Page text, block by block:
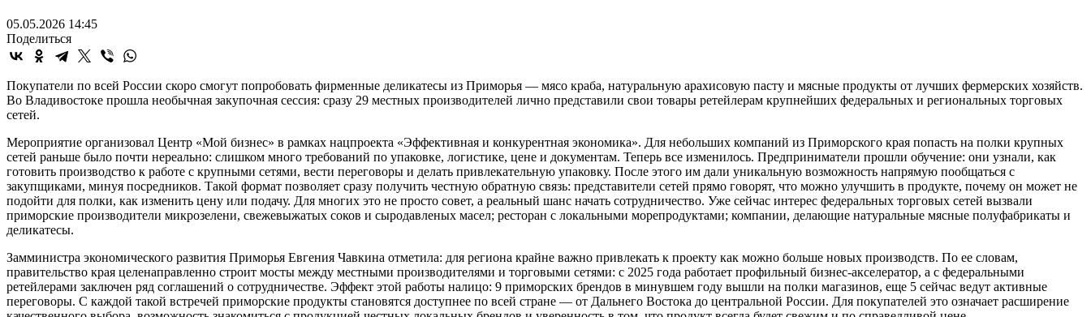
05.05.2026 14:45
Поделиться
Покупатели по всей России скоро смогут попробовать фирменные деликатесы из Приморья — мясо краба, натуральную арахисовую пасту и мясные продукты от лучших фермерских хозяйств.
Во Владивостоке прошла необычная закупочная сессия: сразу 29 местных производителей лично представили свои товары ретейлерам крупнейших федеральных и региональных торговых
сетей.
Мероприятие организовал Центр «Мой бизнес» в рамках нацпроекта «Эффективная и конкурентная экономика». Для небольших компаний из Приморского края попасть на полки крупных
сетей раньше было почти нереально: слишком много требований по упаковке, логистике, цене и документам. Теперь все изменилось. Предприниматели прошли обучение: они узнали, как
готовить производство к работе с крупными сетями, вести переговоры и делать привлекательную упаковку. После этого им дали уникальную возможность напрямую пообщаться с
закупщиками, минуя посредников. Такой формат позволяет сразу получить честную обратную связь: представители сетей прямо говорят, что можно улучшить в продукте, почему он может не
подойти для полки, как изменить цену или подачу. Для многих это не просто совет, а реальный шанс начать сотрудничество. Уже сейчас интерес федеральных торговых сетей вызвали
приморские производители микрозелени, свежевыжатых соков и сыродавленых масел; ресторан с локальными морепродуктами; компании, делающие натуральные мясные полуфабрикаты и
деликатесы.
Замминистра экономического развития Приморья Евгения Чавкина отметила: для региона крайне важно привлекать к проекту как можно больше новых производств. По ее словам,
правительство края целенаправленно строит мосты между местными производителями и торговыми сетями: с 2025 года работает профильный бизнес-акселератор, а с федеральными
ретейлерами заключен ряд соглашений о сотрудничестве. Эффект этой работы налицо: 9 приморских брендов в минувшем году вышли на полки магазинов, еще 5 сейчас ведут активные
переговоры. С каждой такой встречей приморские продукты становятся доступнее по всей стране — от Дальнего Востока до центральной России. Для покупателей это означает расширение